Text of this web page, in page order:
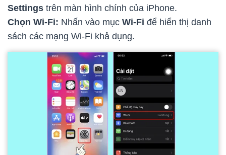
Settings trên màn hình chính của iPhone.
Chọn Wi-Fi: Nhấn vào mục Wi-Fi để hiển thị danh
sách các mạng Wi-Fi khả dụng.